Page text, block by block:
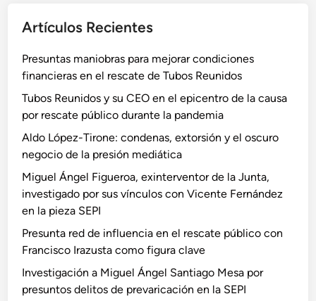
Artículos Recientes
Presuntas maniobras para mejorar condiciones
financieras en el rescate de Tubos Reunidos
Tubos Reunidos y su CEO en el epicentro de la causa
por rescate público durante la pandemia
Aldo López-Tirone: condenas, extorsión y el oscuro
negocio de la presión mediática
Miguel Ángel Figueroa, exinterventor de la Junta,
investigado por sus vínculos con Vicente Fernández
en la pieza SEPI
Presunta red de influencia en el rescate público con
Francisco Irazusta como figura clave
Investigación a Miguel Ángel Santiago Mesa por
presuntos delitos de prevaricación en la SEPI